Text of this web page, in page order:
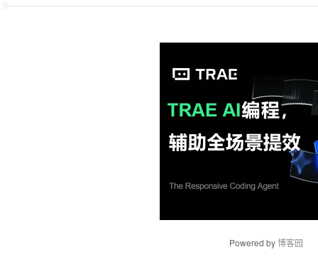
Powered by博客园